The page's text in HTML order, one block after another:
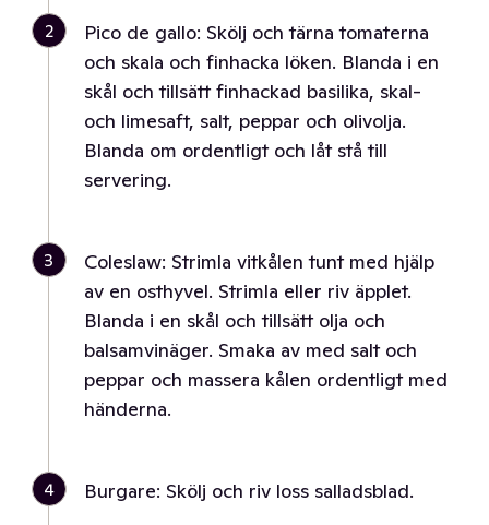
2
Pico de gallo: Skölj och tärna tomaterna
och skala och finhacka löken. Blanda i en
skål och tillsätt finhackad basilika, skal-
och limesaft, salt, peppar och olivolja.
Blanda om ordentligt och låt stå till
servering.
3
Coleslaw: Strimla vitkålen tunt med hjälp
av en osthyvel. Strimla eller riv äpplet.
Blanda i en skål och tillsätt olja och
balsamvinäger. Smaka av med salt och
peppar och massera kålen ordentligt med
händerna.
4 Burgare: Skölj och riv loss salladsblad.